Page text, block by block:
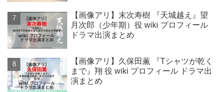
【画像アリ】末次寿樹 『天城越え』望
月次郎（少年期）役 wiki プロフィール
ドラマ出演まとめ
【画像アリ】久保田薫 『Tシャツが乾く
まで』翔 役 wiki プロフィール ドラマ出
演まとめ